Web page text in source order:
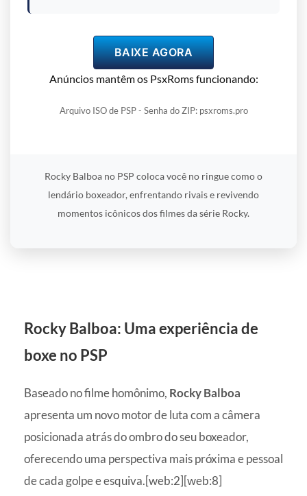
BAIXE AGORA
Anúncios mantêm os PsxRoms funcionando:
Arquivo ISO de PSP - Senha do ZIP: psxroms.pro
Rocky Balboa no PSP coloca você no ringue como o
lendário boxeador, enfrentando rivais e revivendo
momentos icônicos dos filmes da série Rocky.
Rocky Balboa: Uma experiência de
boxe no PSP
Baseado no filme homônimo, Rocky Balboa
apresenta um novo motor de luta com a câmera
posicionada atrás do ombro do seu boxeador,
oferecendo uma perspectiva mais próxima e pessoal
de cada golpe e esquiva.[web:2][web:8]